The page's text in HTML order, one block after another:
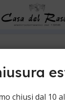
chiusi dal 10